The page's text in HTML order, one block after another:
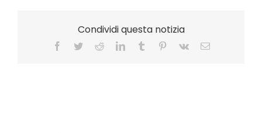
Condividi questa notizia
Facebook
TwitterRedditLinkedInTumblr Pinterest
Vk Email